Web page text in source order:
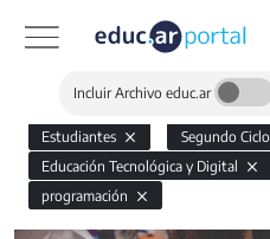
Incluir Archivo educ.ar
Estudiantes
Segundo Ciclo
Educación Tecnológica y Digital
programación